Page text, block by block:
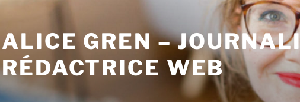
ALICE GREN –
RÉDACTRICE WEB